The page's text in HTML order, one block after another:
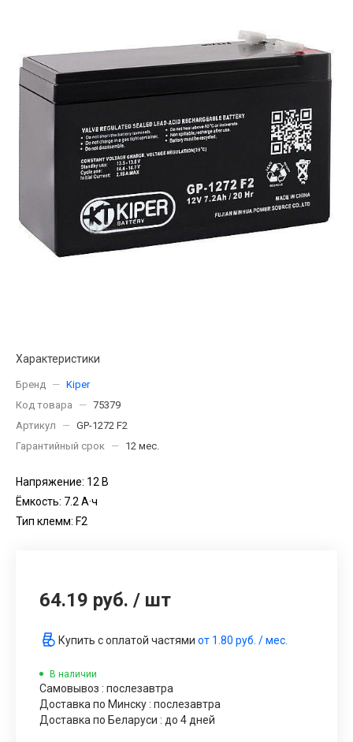
Характеристики
Бренд — Kiper
Код товара
— 75379
Артикул
— GP-1272 F2
Гарантийный срок
— 12 мес.
Напряжение: 12 В
Ёмкость: 7.2 А·ч
Тип клемм: F2
64.19 руб. / шт
Купить с оплатой частями от 1.80 руб. / мес.
В наличии
Самовывоз : послезавтра
Доставка по Минску : послезавтра
Доставка по Беларуси : до 4 дней